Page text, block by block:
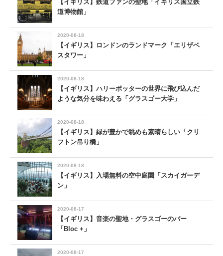
【イギリス】鉄道ファンの聖地「イギリス国立鉄
道博物館」
2020-08-18
【イギリス】ロンドンのランドマーク「エリザベ
スタワー」
2020-08-18
【イギリス】ハリーポッターの世界に飛び込んだ
ような気分を味わえる「グラスゴー大学」
2020-08-18
【イギリス】緑が豊かで眺めも素晴らしい「クリ
フトン吊り橋」
2020-08-18
【イギリス】入場無料の空中庭園「スカイガーデ
ン」
2020-08-17
【イギリス】音楽の聖地・グラスゴーのバー
「Bloc +」
2020-08-17